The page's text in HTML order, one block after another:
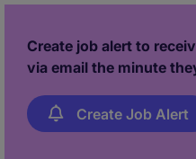
Create job alert to
via email the minute
Create Job Alert